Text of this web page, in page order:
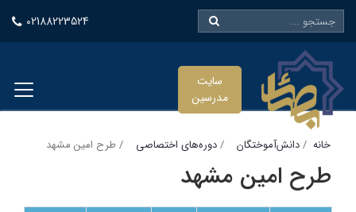
02188223524
سایت
مدرسین
خانه دانش‌آموختگان دوره‌های اختصاصی طرح امین مشهد
طرح امین مشهد